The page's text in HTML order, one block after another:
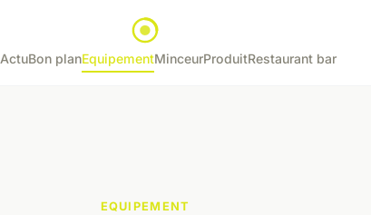
ActuBon planEquipementMinceurProduitRestaurant bar
EQUIPEMENT